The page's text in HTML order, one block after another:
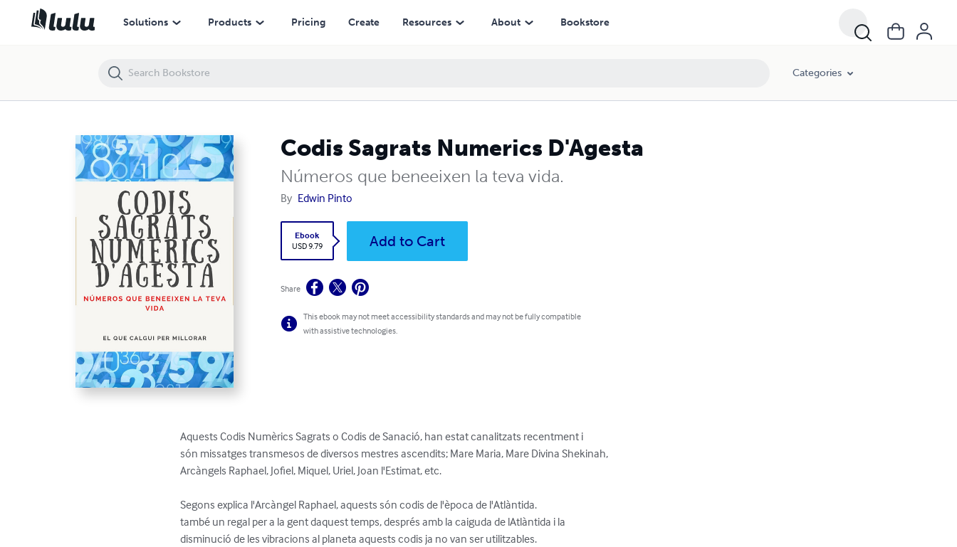
Solutions Products Pricing Create Resources About Bookstore
Categories
Codis Sagrats Numerics D'Agesta
Números que beneeixen la teva vida.
By Edwin Pinto
Ebook
USD 9.79
Add to Cart
Share
This ebook may not meet accessibility standards and may not be fully compatible
with assistive technologies.
Aquests Codis Numèrics Sagrats o Codis de Sanació, han estat canalitzats recentment i
són missatges transmesos de diversos mestres ascendits; Mare Maria, Mare Divina Shekinah,
Arcàngels Raphael, Jofiel, Miquel, Uriel, Joan l'Estimat, etc.
Segons explica l'Arcàngel Raphael, aquests són codis de l'època de l'Atlàntida.
també un regal per a la gent daquest temps, després amb la caiguda de lAtlàntida i la
disminució de les vibracions al planeta aquests codis ja no van ser utilitzables.
Codis Sagrats Numerics D'Agesta